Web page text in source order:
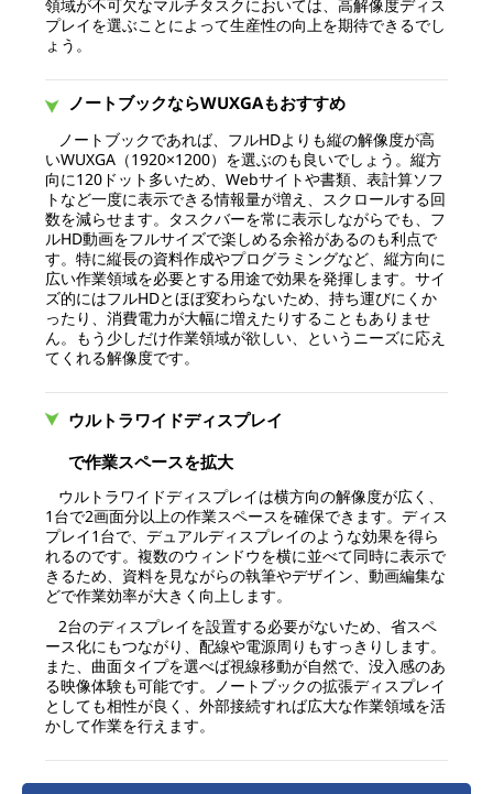
領域が不可欠なマルチタスクにおいては、高解像度ディス
プレイを選ぶことによって生産性の向上を期待できるでし
ょう。
ノートブックならWUXGAもおすすめ
ノートブックであれば、フルHDよりも縦の解像度が高
いWUXGA（1920×1200）を選ぶのも良いでしょう。縦方
向に120ドット多いため、Webサイトや書類、表計算ソフ
トなど一度に表示できる情報量が増え、スクロールする回
数を減らせます。タスクバーを常に表示しながらでも、フ
ルHD動画をフルサイズで楽しめる余裕があるのも利点で
す。特に縦長の資料作成やプログラミングなど、縦方向に
広い作業領域を必要とする用途で効果を発揮します。サイ
ズ的にはフルHDとほぼ変わらないため、持ち運びにくか
ったり、消費電力が大幅に増えたりすることもありませ
ん。もう少しだけ作業領域が欲しい、というニーズに応え
てくれる解像度です。
ウルトラワイドディスプレイ
で作業スペースを拡大
ウルトラワイドディスプレイは横方向の解像度が広く、
1台で2画面分以上の作業スペースを確保できます。ディス
プレイ1台で、デュアルディスプレイのような効果を得ら
れるのです。複数のウィンドウを横に並べて同時に表示で
きるため、資料を見ながらの執筆やデザイン、動画編集な
どで作業効率が大きく向上します。
2台のディスプレイを設置する必要がないため、省スペ
ース化にもつながり、配線や電源周りもすっきりします。
また、曲面タイプを選べば視線移動が自然で、没入感のあ
る映像体験も可能です。ノートブックの拡張ディスプレイ
としても相性が良く、外部接続すれば広大な作業領域を活
かして作業を行えます。